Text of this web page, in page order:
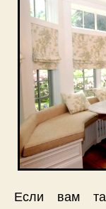
Если вам